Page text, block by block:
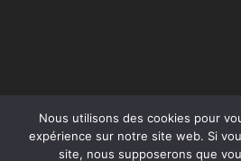
Nous utilisons des cookies pour
expérience sur notre site web. Si
site, nous supposerons que